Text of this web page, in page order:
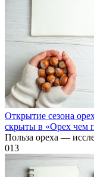
Открытие сезона
скрыты в «Орех чем
Польза ореха —
013